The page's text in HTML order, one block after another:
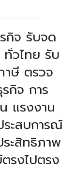
กิจ รับจด
ทั่วไทย รับ
ษี ตรวจ
กิจ การ
แรงงาน
ะสบการณ์
ะสิทธิภาพ
รงไปตรง